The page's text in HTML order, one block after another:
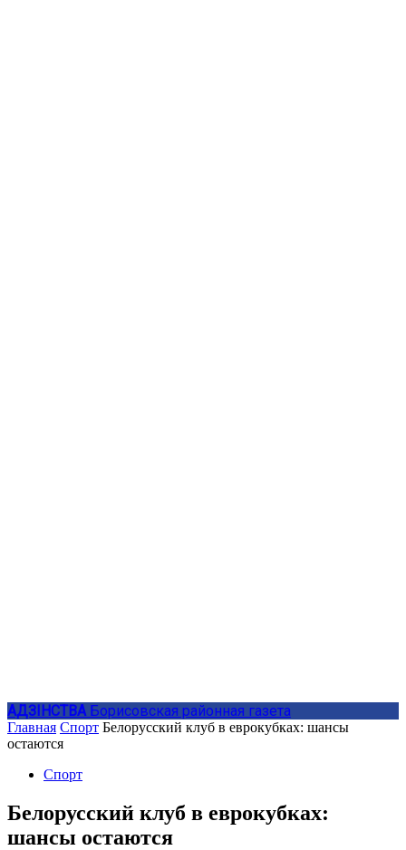
АДЗIНСТВА Борисовская районная газета
Главная Спорт Белорусский клуб в еврокубках: шансы
остаются
Спорт
Белорусский клуб в еврокубках:
шансы остаются